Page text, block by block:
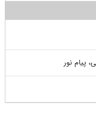
پیام نور